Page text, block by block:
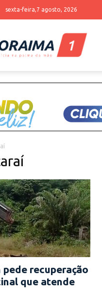
sexta-feira,7 agosto, 2026
recuperação
que atende